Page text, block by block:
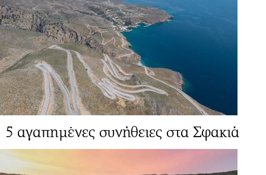
5 αγαπημένες συνήθειες στα Σφακιά